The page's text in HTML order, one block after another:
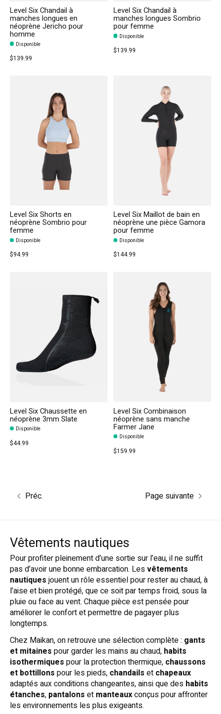
Level Six Chandail à
manches longues en
néoprène Jericho pour
homme
Disponible
$139.99
Level Six Chandail à
manches longues Sombrio
pour femme
Disponible
$139.99
Level Six Shorts en
néoprène Sombrio pour
femme
Disponible
$94.99
Level Six Maillot de bain en
néoprène une pièce Gamora
pour femme
Disponible
$144.99
Level Six Chaussette en
néoprène 3mm Slate
Disponible
$44.99
Level Six Combinaison
néoprène sans manche
Farmer Jane
Disponible
$159.99
Préc. Page suivante
Vêtements nautiques
Pour profiter pleinement d’une sortie sur l’eau, il ne suffit
pas d’avoir une bonne embarcation. Lesvêtements
nautiquesjouent un rôle essentiel pour rester au chaud, à
l’aise et bien protégé, que ce soit par temps froid, sous la
pluie ou face au vent. Chaque pièce est pensée pour
améliorer le confort et permettre de pagayer plus
longtemps.
Chez Maikan, on retrouve une sélection complète : gants
et mitaines pour garder les mains au chaud, habits
isothermiques pour la protection thermique, chaussons
et bottillons pour les pieds, chandails et chapeaux
adaptés aux conditions changeantes, ainsi que des habits
étanches, pantalons et manteauxconçus pour affronter
les environnements les plus exigeants.